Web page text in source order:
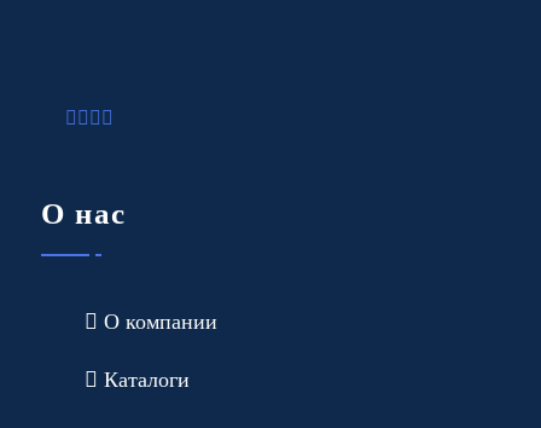
О нас
О компании
Каталоги